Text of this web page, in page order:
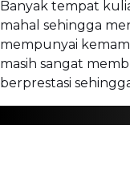
Banyak tempat
mahal sehingga
mempunyai
masih sangat
berprestasi